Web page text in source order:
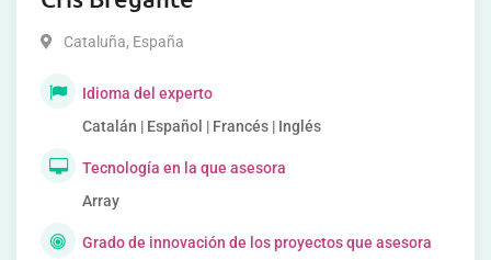
Cataluña, España
Idioma del experto
Catalán | Español | Francés | Inglés
Tecnología en la que asesora
Array
Grado de innovación de los proyectos que asesora